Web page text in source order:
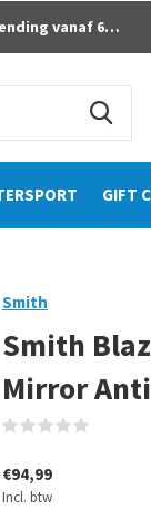
GIFT
vanaf 60 euro
Smith
Smith
Mirror
€94,99
Incl. btw